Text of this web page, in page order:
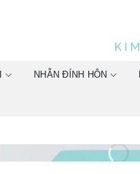
NHẪN ĐÍNH HÔN